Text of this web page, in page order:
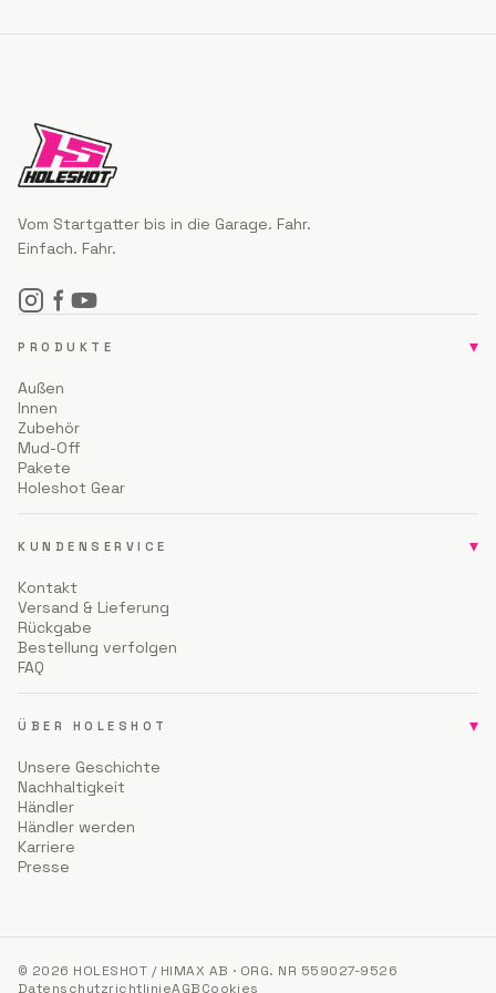
Vom Startgatter bis in die Garage. Fahr.
Einfach. Fahr.
PRODUKTE ▾
Außen
Innen
Zubehör
Mud-Off
Pakete
Holeshot Gear
KUNDENSERVICE ▾
Kontakt
Versand & Lieferung
Rückgabe
Bestellung verfolgen
FAQ
ÜBER HOLESHOT ▾
Unsere Geschichte
Nachhaltigkeit
Händler
Händler werden
Karriere
Presse
© 2026 HOLESHOT / HIMAX AB · ORG. NR 559027-9526
DatenschutzrichtlinieAGBCookies